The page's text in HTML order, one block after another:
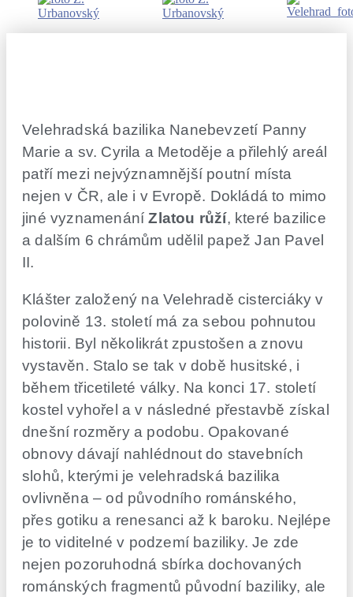
Velehradská bazilika Nanebevzetí Panny
Marie a sv. Cyrila a Metoděje a přilehlý areál
patří mezi nejvýznamnější poutní místa
nejen v ČR, ale i v Evropě. Dokládá to mimo
jiné vyznamenáníZlatou růží, které bazilice
a dalším 6 chrámům udělil papež Jan Pavel
II.
Klášter založený na Velehradě cisterciáky v
polovině 13. století má za sebou pohnutou
historii. Byl několikrát zpustošen a znovu
vystavěn. Stalo se tak v době husitské, i
během třicetileté války. Na konci 17. století
kostel vyhořel a v následné přestavbě získal
dnešní rozměry a podobu. Opakované
obnovy dávají nahlédnout do stavebních
slohů, kterými je velehradská bazilika
ovlivněna – od původního románského,
přes gotiku a renesanci až k baroku. Nejlépe
je to viditelné v podzemí baziliky. Je zde
nejen pozoruhodná sbírka dochovaných
románských fragmentů původní baziliky, ale